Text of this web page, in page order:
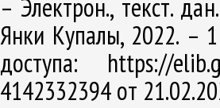
– Электрон., текст.
Янки Купалы, 2022. –
доступа: https://
4142332394 от